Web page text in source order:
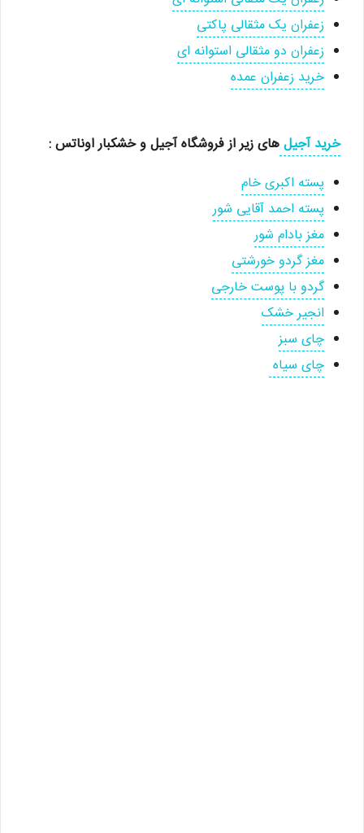
زعفران یک مثقالی پاکتی
زعفران دو مثقالی استوانه ای
خرید زعفران عمده
خرید آجیلهای زیر از فروشگاه آجیل و خشکبار اوناتس :
پسته اکبری خام
پسته احمد آقایی شور
مغز بادام شور
مغز گردو خورشتی
گردو با پوست خارجی
انجیر خشک
چای سبز
چای سیاه